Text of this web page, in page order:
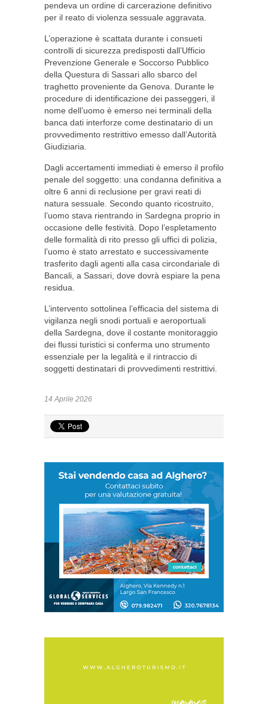
pendeva un ordine di carcerazione definitivo
per il reato di violenza sessuale aggravata.
L’operazione è scattata durante i consueti
controlli di sicurezza predisposti dall’Ufficio
Prevenzione Generale e Soccorso Pubblico
della Questura di Sassari allo sbarco del
traghetto proveniente da Genova. Durante le
procedure di identificazione dei passeggeri, il
nome dell’uomo è emerso nei terminali della
banca dati interforze come destinatario di un
provvedimento restrittivo emesso dall’Autorità
Giudiziaria.
Dagli accertamenti immediati è emerso il profilo
penale del soggetto: una condanna definitiva a
oltre 6 anni di reclusione per gravi reati di
natura sessuale. Secondo quanto ricostruito,
l’uomo stava rientrando in Sardegna proprio in
occasione delle festività. Dopo l’espletamento
delle formalità di rito presso gli uffici di polizia,
l’uomo è stato arrestato e successivamente
trasferito dagli agenti alla casa circondariale di
Bancali, a Sassari, dove dovrà espiare la pena
residua.
L’intervento sottolinea l’efficacia del sistema di
vigilanza negli snodi portuali e aeroportuali
della Sardegna, dove il costante monitoraggio
dei flussi turistici si conferma uno strumento
essenziale per la legalità e il rintraccio di
soggetti destinatari di provvedimenti restrittivi.
14 Aprile 2026